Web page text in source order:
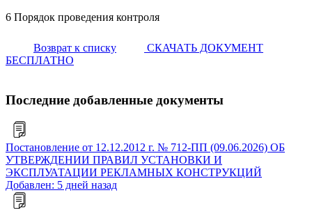
6 Порядок проведения контроля
Возврат к списку
СКАЧАТЬ ДОКУМЕНТ
БЕСПЛАТНО
Последние добавленные документы
Постановление от 12.12.2012 г. № 712-ПП (09.06.2026) ОБ
УТВЕРЖДЕНИИ ПРАВИЛ УСТАНОВКИ И
ЭКСПЛУАТАЦИИ РЕКЛАМНЫХ КОНСТРУКЦИЙ
Добавлен: 5 дней назад